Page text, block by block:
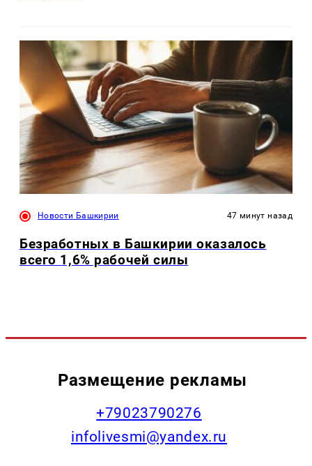
Новости Башкирии 47 минут назад
Безработных в Башкирии оказалось
всего 1,6% рабочей силы
Размещение рекламы
+79023790276
infolivesmi@yandex.ru